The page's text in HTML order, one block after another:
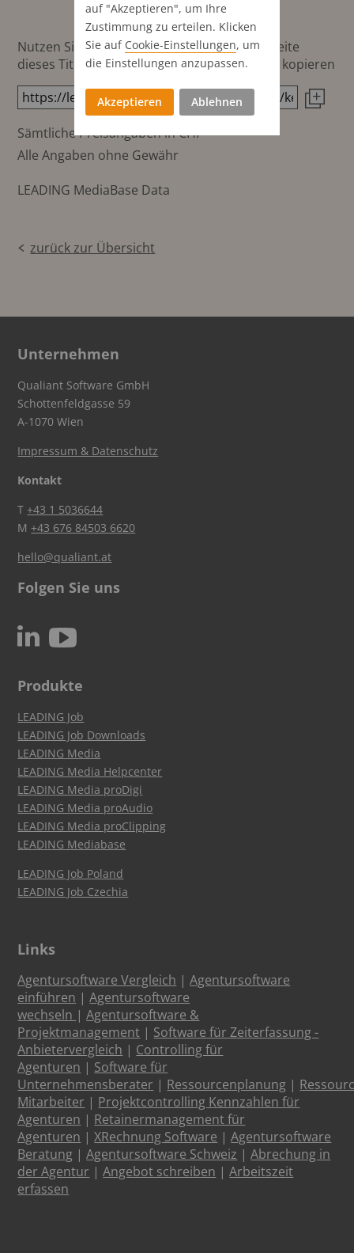
Nutzen Sie diesen Button um den Link zur Seite
dieses Titels direkt in die Zwischenablage zu kopieren
Sämtliche Preisangaben in CHF
Alle Angaben ohne Gewähr
LEADING MediaBase Data
zurück zur Übersicht
Unternehmen
Qualiant Software GmbH
Schottenfeldgasse 59
A-1070 Wien
Impressum & Datenschutz
Kontakt
T+43 1 5036644
M+43 676 84503 6620
hello@qualiant.at
Folgen Sie uns
N c
Produkte
LEADING Job
LEADING Job Downloads
LEADING Media
LEADING Media Helpcenter
LEADING Media proDigi
LEADING Media proAudio
LEADING Media proClipping
LEADING Mediabase
LEADING Job Poland
LEADING Job Czechia
Links
Agentursoftware Vergleich |Agentursoftware
einführen |Agentursoftware
wechseln |Agentursoftware &
Projektmanagement | Software für Zeiterfassung -
Anbietervergleich | Controlling für
Agenturen | Software für
Unternehmensberater | Ressourcenplanung |
Mitarbeiter | Projektcontrolling Kennzahlen für
Agenturen | Retainermanagement für
Agenturen |XRechnung Software |Agentursoftware
Beratung |Agentursoftware Schweiz |Abrechung in
der Agentur |Angebot schreiben |Arbeitszeit
erfassen
auf "Akzeptieren", um Ihre
Zustimmung zu erteilen. Klicken
Sie auf Cookie-Einstellungen, um
die Einstellungen anzupassen.
Akzeptieren Ablehnen